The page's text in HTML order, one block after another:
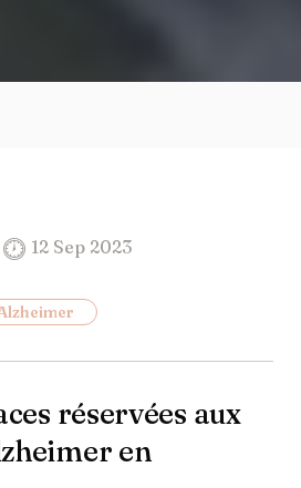
12 Sep 2023
réservées aux
en